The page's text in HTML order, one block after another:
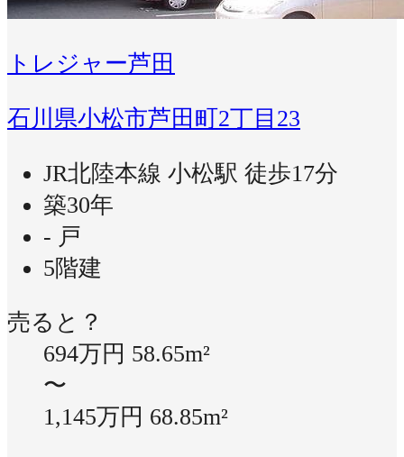
トレジャー芦田
石川県小松市芦田町2丁目23
JR北陸本線 小松駅 徒歩17分
築30年
- 戸
5階建
売ると？
694万円 58.65m²
〜
1,145万円 68.85m²